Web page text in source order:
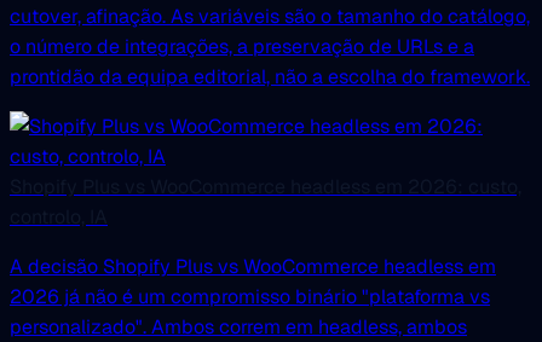
cutover, afinação. As variáveis são o tamanho do catálogo,
o número de integrações, a preservação de URLs e a
prontidão da equipa editorial, não a escolha do framework.
A decisão Shopify Plus vs WooCommerce headless em
2026 já não é um compromisso binário "plataforma vs
personalizado". Ambos correm em headless, ambos